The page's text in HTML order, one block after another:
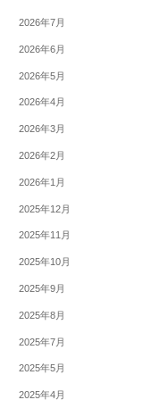
2026年7月
2026年6月
2026年5月
2026年4月
2026年3月
2026年2月
2026年1月
2025年12月
2025年11月
2025年10月
2025年9月
2025年8月
2025年7月
2025年5月
2025年4月